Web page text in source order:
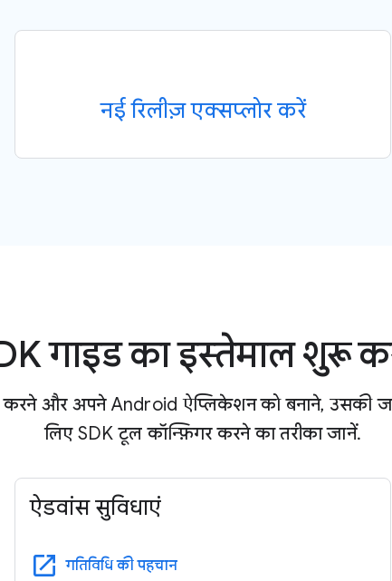
नई रिलीज़ एक्सप्लोर करें
गाइड का इस्तेमाल शुरू
करने और अपने Android ऐप्लिकेशन को बनाने, उसकी
लिए SDK टूल कॉन्फ़िगर करने का तरीका जानें.
ऐडवांस सुविधाएं
open_in_new गतिविधि की पहचान